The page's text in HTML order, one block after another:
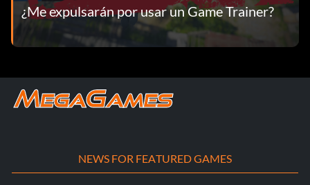
¿Me expulsarán por usar un Game Trainer?
NEWS FOR FEATURED GAMES